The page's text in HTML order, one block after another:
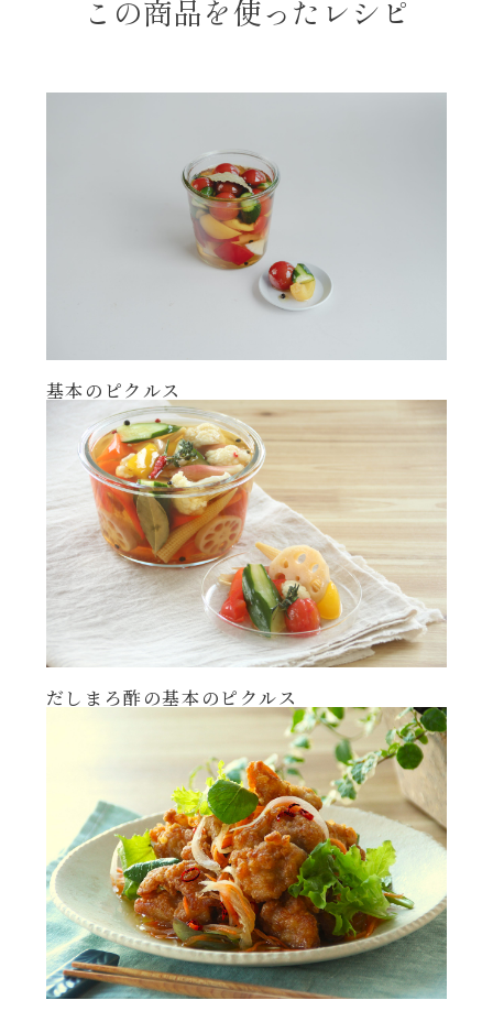
レンジ調理
お子さま
ハロウィン
運動会
クリスマス
年末年始
その他
ハコネーゼ ボンゴレ
ハコネーゼ アラビアータ
ハコネーゼ クリーミーボロネーゼ
この商品を使ったレシピ
基本のピクルス
だしまろ酢の基本のピクルス